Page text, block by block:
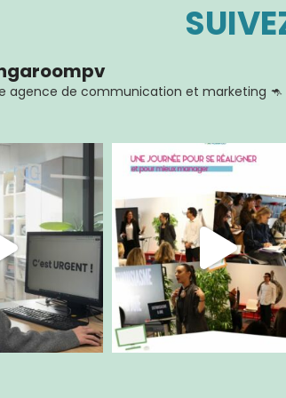
agence de communication et marketing 🦘